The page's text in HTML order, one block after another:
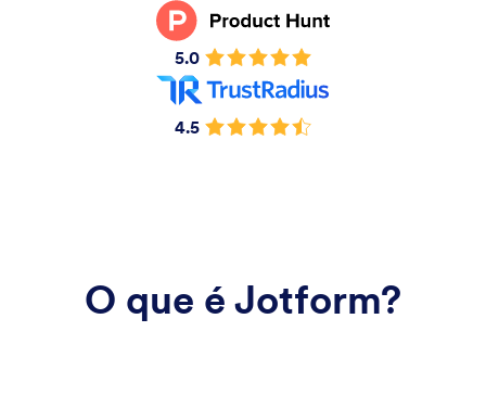
5.0
4.5
O que é Jotform?